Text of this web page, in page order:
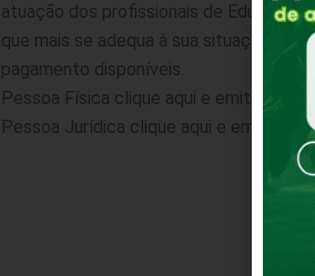
atuação dos profissionais de
que mais se adequa à sua situação
pagamento disponíveis.
Pessoa Física clique aqui e emita o
Pessoa Jurídica clique aqui e emita o